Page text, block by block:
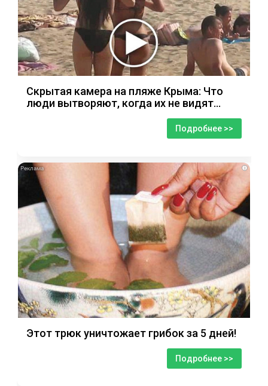
Скрытая камера на пляже Крыма: Что
люди вытворяют, когда их не видят...
Подробнее >>
i
Этот трюк уничтожает грибок за 5 дней!
Подробнее >>